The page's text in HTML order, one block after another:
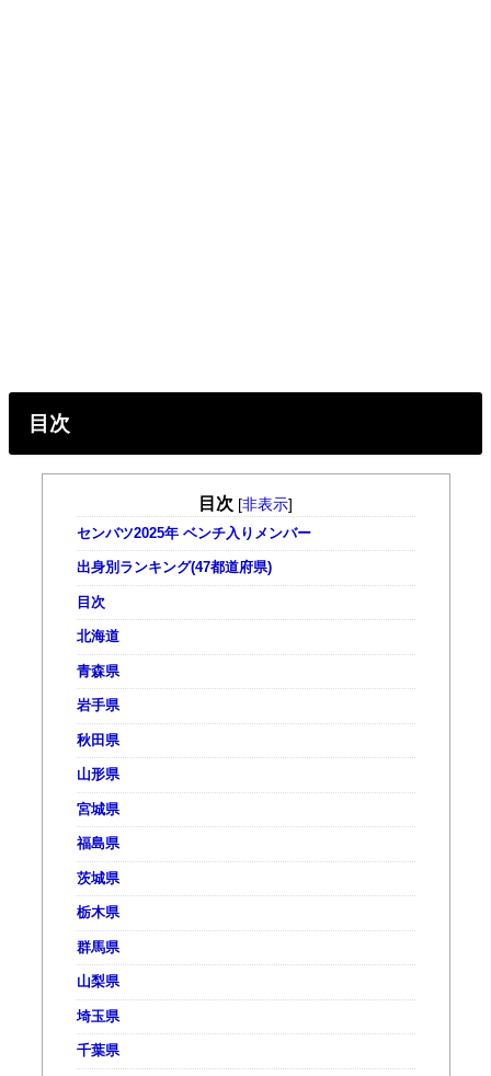
目次
目次 [非表示]
センバツ2025年 ベンチ入りメンバー
出身別ランキング(47都道府県)
目次
北海道
青森県
岩手県
秋田県
山形県
宮城県
福島県
茨城県
栃木県
群馬県
山梨県
埼玉県
千葉県